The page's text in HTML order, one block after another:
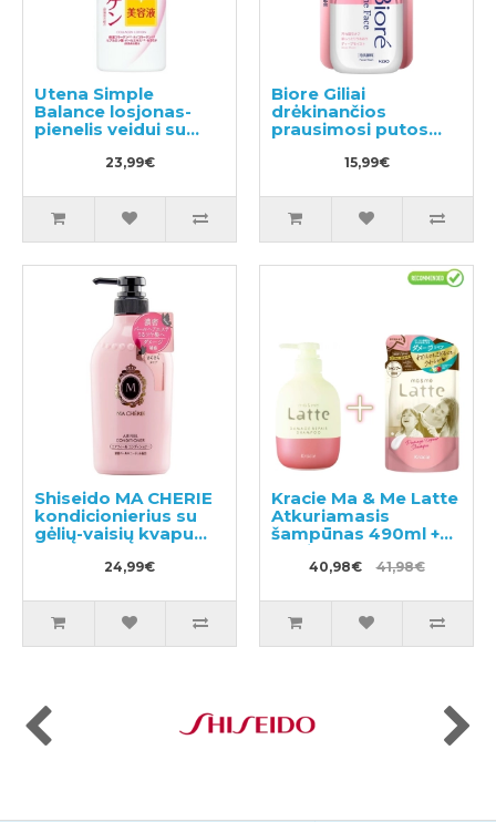
Utena Simple
Balance losjonas-
pienelis veidui su
23,99€
Biore Giliai
drėkinančios
prausimosi putos
15,99€
Shiseido MA CHERIE
kondicionierius su
gėlių-vaisių kvapu
450ml
24,99€
Kracie Ma & Me Latte
Atkuriamasis
šampūnas 490ml +
papildymas 360ml
40,98€ 41,98€